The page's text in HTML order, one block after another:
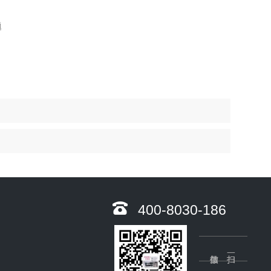
400-8030-186